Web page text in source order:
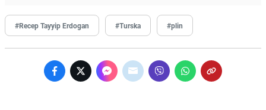
#Recep Tayyip Erdogan #Turska #plin